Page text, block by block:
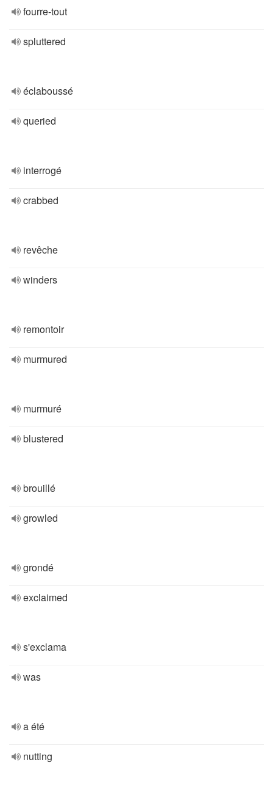
fourre-tout
spluttered
éclaboussé
queried
interrogé
crabbed
revêche
winders
remontoir
murmured
murmuré
blustered
brouillé
growled
grondé
exclaimed
s'exclama
was
a été
nutting